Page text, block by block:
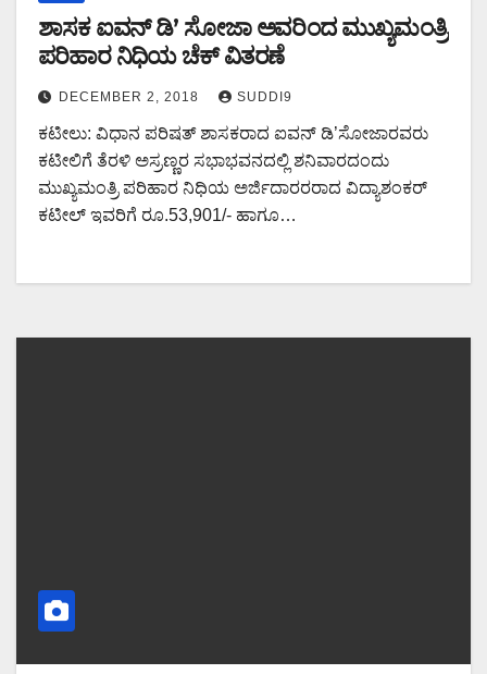
ಶಾಸಕ ಐವನ್ ಡಿ’ ಸೋಜಾ ಅವರಿಂದ ಮುಖ್ಯಮಂತ್ರಿ
ಪರಿಹಾರ ನಿಧಿಯ ಚೆಕ್ ವಿತರಣೆ
DECEMBER 2, 2018 SUDDI9
ಕಟೀಲು: ವಿಧಾನ ಪರಿಷತ್ ಶಾಸಕರಾದ ಐವನ್ ಡಿ’ಸೋಜಾರವರು
ಕಟೀಲಿಗೆ ತೆರಳಿ ಅಸ್ರಣ್ಣರ ಸಭಾಭವನದಲ್ಲಿ ಶನಿವಾರದಂದು
ಮುಖ್ಯಮಂತ್ರಿ ಪರಿಹಾರ ನಿಧಿಯ ಅರ್ಜಿದಾರರರಾದ ವಿದ್ಯಾಶಂಕರ್
ಕಟೀಲ್ ಇವರಿಗೆ ರೂ.53,901/- ಹಾಗೂ…